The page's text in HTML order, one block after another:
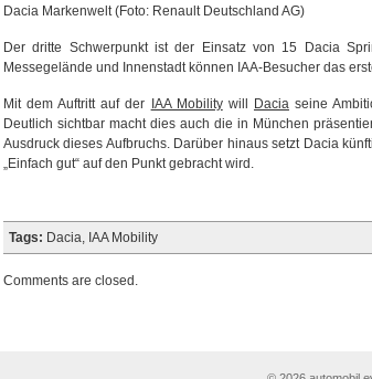
Dacia Markenwelt (Foto: Renault Deutschland AG)
Der dritte Schwerpunkt ist der Einsatz von 15 Dacia
Messegelände und Innenstadt können IAA-Besucher das
Mit dem Auftritt auf der IAA Mobilitywill Daciaseine
Deutlich sichtbar macht dies auch die in München
Ausdruck dieses Aufbruchs. Darüber hinaus setzt Dacia
„Einfach gut“ auf den Punkt gebracht wird.
Tags: Dacia, IAA Mobility
Comments are closed.